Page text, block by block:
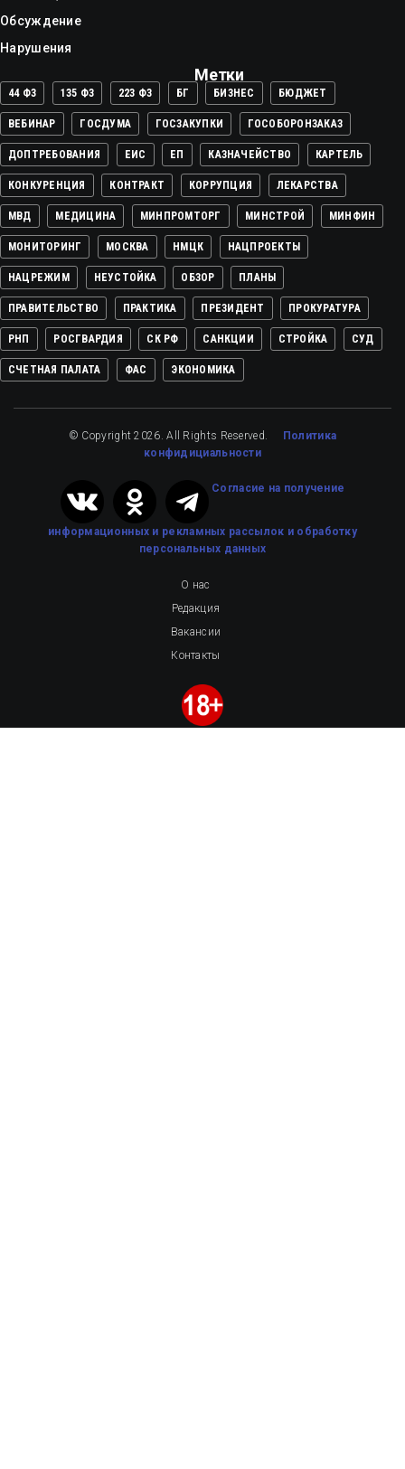
Обсуждение
Нарушения
Метки
44 ФЗ 135 ФЗ 223 ФЗ БГ БИЗНЕС БЮДЖЕТ
ВЕБИНАР ГОСДУМА ГОСЗАКУПКИ ГОСОБОРОНЗАКАЗ
ДОПТРЕБОВАНИЯ ЕИС ЕП КАЗНАЧЕЙСТВО КАРТЕЛЬ
КОНКУРЕНЦИЯ КОНТРАКТ КОРРУПЦИЯ ЛЕКАРСТВА
МВД МЕДИЦИНА МИНПРОМТОРГ МИНСТРОЙ МИНФИН
МОНИТОРИНГ МОСКВА НМЦК НАЦПРОЕКТЫ
НАЦРЕЖИМ НЕУСТОЙКА ОБЗОР ПЛАНЫ
ПРАВИТЕЛЬСТВО ПРАКТИКА ПРЕЗИДЕНТ ПРОКУРАТУРА
РНП РОСГВАРДИЯ СК РФ САНКЦИИ СТРОЙКА СУД
СЧЕТНАЯ ПАЛАТА ФАС ЭКОНОМИКА
© Copyright 2026. All Rights Reserved.
Политика
конфидициальности
Cогласие на получение
информационных и рекламных рассылок и обработку
персональных данных
О нас
Редакция
Вакансии
Контакты